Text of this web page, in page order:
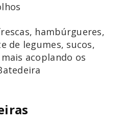
hambúrgueres,
de legumes, sucos,
acoplando os